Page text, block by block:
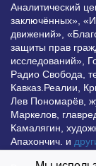
Аналитический
заключённых»,
движений»,
защиты прав
исследований»,
Радио Свобода,
Кавказ.Реалии,
Лев Пономарёв,
Маркелов,
Камалягин,
Апахончич. и